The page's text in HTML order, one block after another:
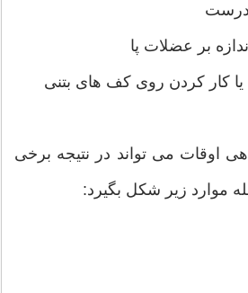
بر عضلات پا
یا کار کردن روی کف های بتنی
اوقات می تواند در نتیجه برخی
موارد زیر شکل بگیرد: